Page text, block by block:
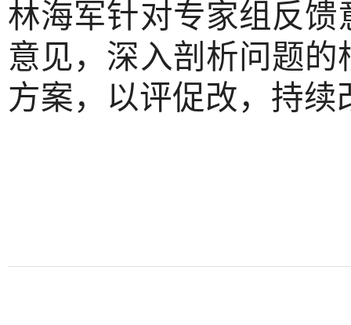
林海军针对专家组反
意见，深入剖析问题
方案，以评促改，持续